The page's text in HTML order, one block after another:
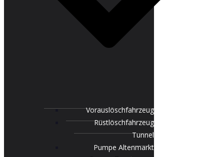
Vorauslöschfahrzeug
Rüstlöschfahrzeug
Tunnel
Pumpe Altenmarkt